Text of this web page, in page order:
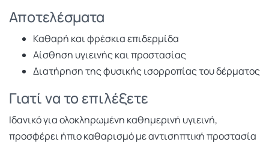
Αποτελέσματα
Καθαρή και φρέσκια επιδερμίδα
Αίσθηση υγιεινής και προστασίας
Διατήρηση της φυσικής ισορροπίας του δέρματος
Γιατί να το επιλέξετε
Ιδανικό για ολοκληρωμένη καθημερινή υγιεινή,
προσφέρει ήπιο καθαρισμό με αντισηπτική προστασία